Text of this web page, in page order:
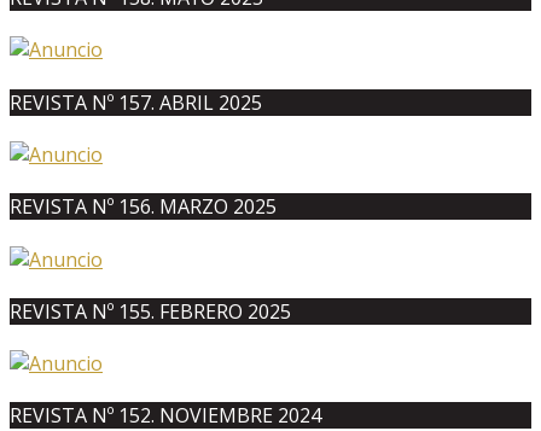
REVISTA Nº 157. ABRIL 2025
REVISTA Nº 156. MARZO 2025
REVISTA Nº 155. FEBRERO 2025
REVISTA Nº 152. NOVIEMBRE 2024